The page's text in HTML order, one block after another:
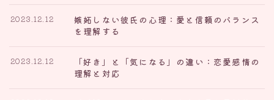
嫉妬しない彼氏の心理：愛と信頼のバランス
を理解する
2023.12.12
「好き」と「気になる」の違い：恋愛感情の
理解と対応
2023.12.12